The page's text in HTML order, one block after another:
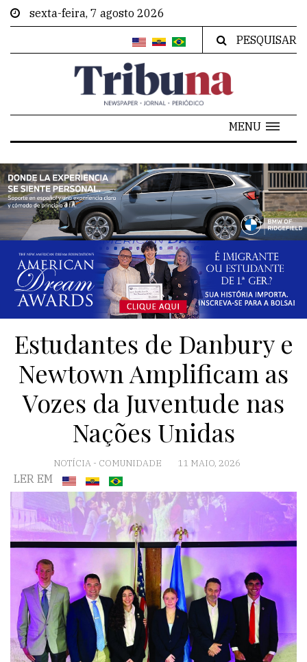
sexta-feira, 7 agosto 2026
PESQUISAR
MENU
Estudantes de Danbury e
Newtown Amplificam as
Vozes da Juventude nas
Nações Unidas
NOTÍCIA - COMUNIDADE 11 MAIO, 2026
LER EM